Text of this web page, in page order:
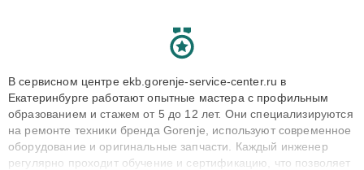
В сервисном центре ekb.gorenje-service-center.ru в
Екатеринбурге работают опытные мастера с профильным
образованием и стажем от 5 до 12 лет. Они специализируются
на ремонте техники бренда Gorenje, используют современное
оборудование и оригинальные запчасти. Каждый инженер
регулярно проходит обучение и сертификацию, что позволяет